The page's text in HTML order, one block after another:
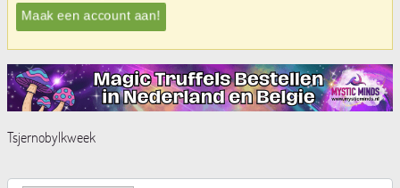
Maak een account aan!
Tsjernobylkweek